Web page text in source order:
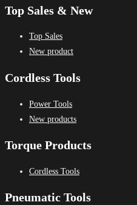
Top Sales & New
Top Sales
New product
Cordless Tools
Power Tools
New products
Torque Products
Cordless Tools
Pneumatic Tools